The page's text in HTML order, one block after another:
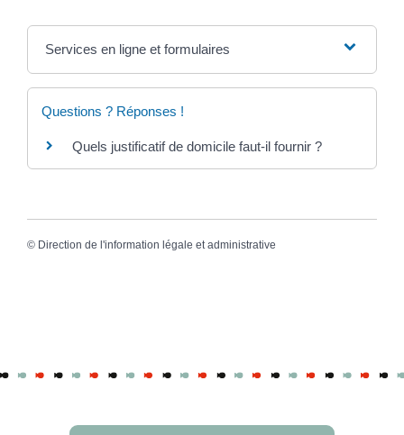
Services en ligne et formulaires
Questions ? Réponses !
Quels justificatif de domicile faut-il fournir ?
© Direction de l'information légale et administrative